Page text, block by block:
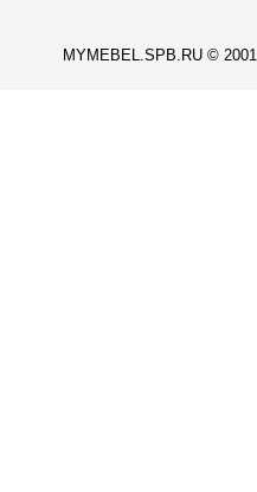
MYMEBEL.SPB.RU ©